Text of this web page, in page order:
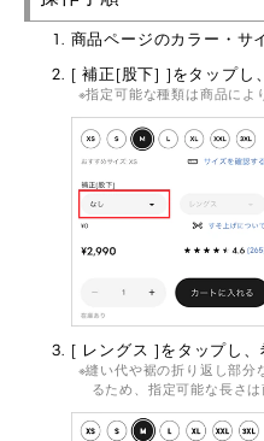
商品ページのカラー・サ
[ 補正[股下] ]をタップし
指定可能な種類は商品によ
[ レングス ]をタップし、
縫い代や裾の折り返し部分
るため、指定可能な長さ